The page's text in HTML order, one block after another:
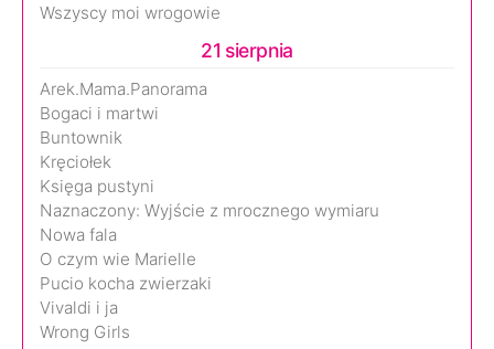
Wszyscy moi wrogowie
21 sierpnia
Arek.Mama.Panorama
Bogaci i martwi
Buntownik
Kręciołek
Księga pustyni
Naznaczony: Wyjście z mrocznego wymiaru
Nowa fala
O czym wie Marielle
Pucio kocha zwierzaki
Vivaldi i ja
Wrong Girls